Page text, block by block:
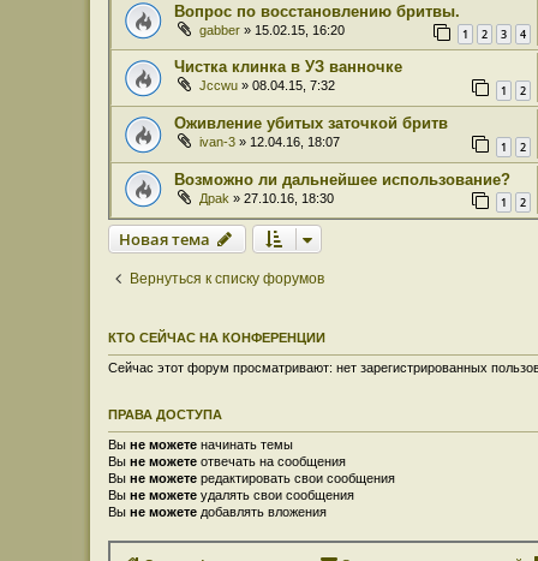
Вопрос по восстановлению бритвы.
gabber » 15.02.15, 16:20 1 2 3 4
Чистка клинка в УЗ ванночке
Jccwu » 08.04.15, 7:32 1 2
Оживление убитых заточкой бритв
ivan-3 » 12.04.16, 18:07 1 2
Возможно ли дальнейшее использование?
Дрak » 27.10.16, 18:30 1 2
Новая тема
Вернуться к списку форумов
КТО СЕЙЧАС НА КОНФЕРЕНЦИИ
Сейчас этот форум просматривают: нет зарегистрированных
ПРАВА ДОСТУПА
Вы не можете начинать темы
Вы не можете отвечать на сообщения
Вы не можете редактировать свои сообщения
Вы не можете удалять свои сообщения
Вы не можете добавлять вложения